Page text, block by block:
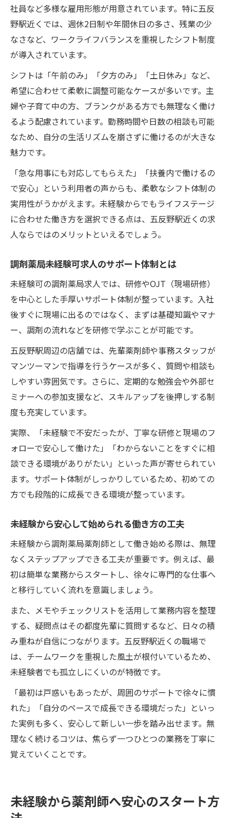
社員など多様な雇用形態が用意されています。特に五反
野駅近くでは、週休2日制や年間休日の多さ、残業の少
なさなど、ワークライフバランスを重視したシフト制度
が導入されています。
シフトは「午前のみ」「夕方のみ」「土日休み」など、
希望に合わせて柔軟に調整可能なケースが多いです。主
婦や子育て中の方、ブランクがある方でも無理なく働け
るよう配慮されています。勤務時間や日数の相談も可能
なため、自分の生活リズムを崩さずに働けるのが大きな
魅力です。
「急な用事にも対応してもらえた」「扶養内で働けるの
で安心」という利用者の声からも、柔軟なシフト体制の
実用性がうかがえます。未経験からでもライフステージ
に合わせた働き方を選択できる点は、五反野駅近くの求
人ならではのメリットといえるでしょう。
調剤薬局未経験可求人のサポート体制とは
未経験可の調剤薬局求人では、研修やOJT（現場研修）
を中心とした手厚いサポート体制が整っています。入社
後すぐに現場に出るのではなく、まずは基礎知識やマナ
ー、調剤の流れなどを研修で学ぶことが可能です。
五反野駅周辺の店舗では、先輩薬剤師や事務スタッフが
マンツーマンで指導を行うケースが多く、質問や相談も
しやすい雰囲気です。さらに、定期的な勉強会や外部セ
ミナーへの参加支援など、スキルアップを後押しする制
度も充実しています。
実際、「未経験で不安だったが、丁寧な研修と現場のフ
ォローで安心して働けた」「わからないことをすぐに相
談できる環境がありがたい」といった声が寄せられてい
ます。サポート体制がしっかりしているため、初めての
方でも段階的に成長できる環境が整っています。
未経験から安心して始められる働き方の工夫
未経験から調剤薬局薬剤師として働き始める際は、無理
なくステップアップできる工夫が重要です。例えば、最
初は簡単な業務からスタートし、徐々に専門的な仕事へ
と移行していく流れを意識しましょう。
また、メモやチェックリストを活用して業務内容を整理
する、疑問点はその都度先輩に質問するなど、日々の積
み重ねが自信につながります。五反野駅近くの職場で
は、チームワークを重視した風土が根付いているため、
未経験者でも孤立しにくいのが特徴です。
「最初は戸惑いもあったが、周囲のサポートで徐々に慣
れた」「自分のペースで成長できる環境だった」といっ
た実例も多く、安心して新しい一歩を踏み出せます。無
理なく続けるコツは、焦らず一つひとつの業務を丁寧に
覚えていくことです。
未経験から薬剤師へ安心のスタート方